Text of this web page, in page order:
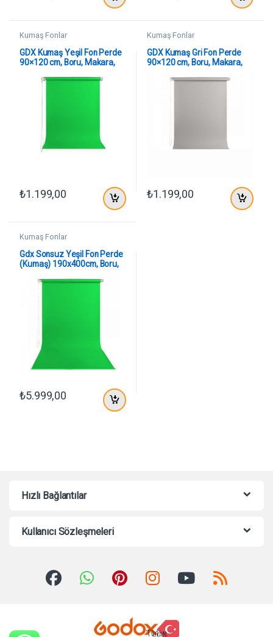
Kumaş Fonlar
GDX Kumaş Yeşil Fon Perde
90×120 cm, Boru, Makara,
₺1.199,00
Kumaş Fonlar
GDX Kumaş Gri Fon Perde
90×120 cm, Boru, Makara,
₺1.199,00
Kumaş Fonlar
Gdx Sonsuz Yeşil Fon Perde
(Kumaş) 190x400cm, Boru,
₺5.999,00
Hızlı Bağlantılar
Kullanıcı Sözleşmeleri